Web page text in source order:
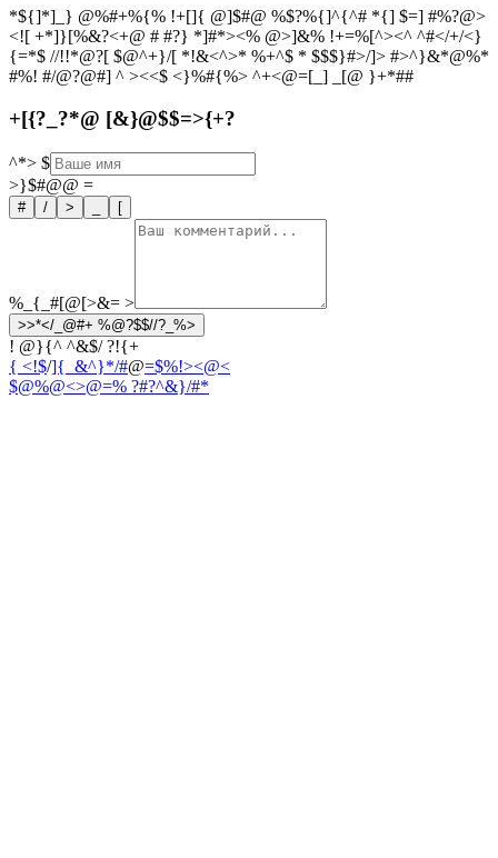
*${]*]_} @%#+%{% !+[]{ @]$#@ %$?%{]^{^# *{] $=] #%?@>
<![ +*]}[%&?<+@ # #?} *]#*><% @>]&% !+=%[^><^ ^#</+/<}
{=*$ //!!*@?[ $@^+}/[ *!&<^>* %+^$ * $$$}#>/]> #>^}&*@%*
#%! #/@?@#] ^ ><<$ <}%#{%> ^+<@=[_] _[@ }+*##
+[{?_?*@ [&}@$$=>{+?
^*> $
>}$#@@ =
# / > [
%_{_#[@[>&= >
>>*</_@#+ %@?$$//?_%>
! @}{^ ^&$/ ?!{+
{ <!$/]{_&^}*/#@=$%!><@<
$@%@<>@=% ?#?^&}/#*